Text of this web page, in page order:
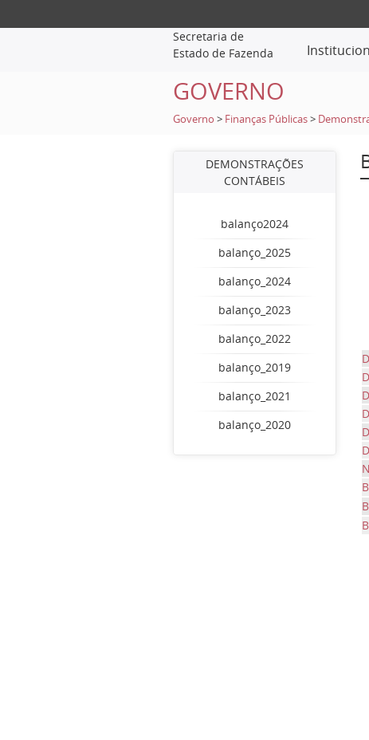
Secretaria de
Estado de Fazenda
GOVERNO
Governo > Finanças Públicas >
DEMONSTRAÇÕES
CONTÁBEIS
balanço2024
balanço_2025
balanço_2024
balanço_2023
balanço_2022
balanço_2019
balanço_2021
balanço_2020